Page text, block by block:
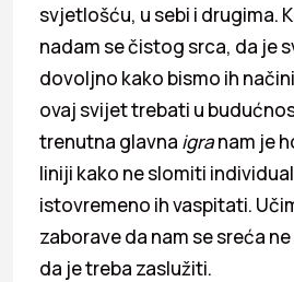
svjetlošću, u sebi i drugima.
nadam se čistog srca, da je
dovoljno kako bismo ih
ovaj svijet trebati u
trenutna glavna igranam je
liniji kako ne slomiti
istovremeno ih vaspitati.
zaborave da nam se sreća
da je treba zaslužiti.